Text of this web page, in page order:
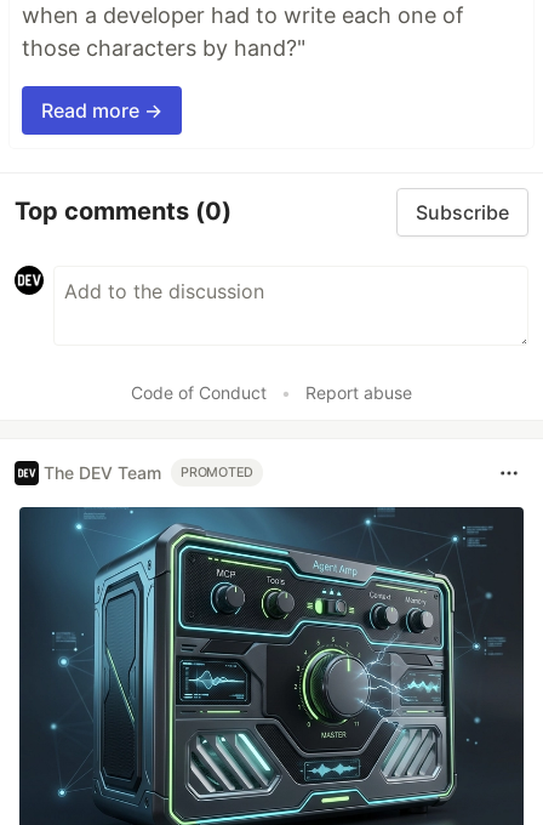
when a developer had to write each one of
those characters by hand?"
Read more →
Top comments (0) Subscribe
Code of Conduct • Report abuse
The DEV Team PROMOTED